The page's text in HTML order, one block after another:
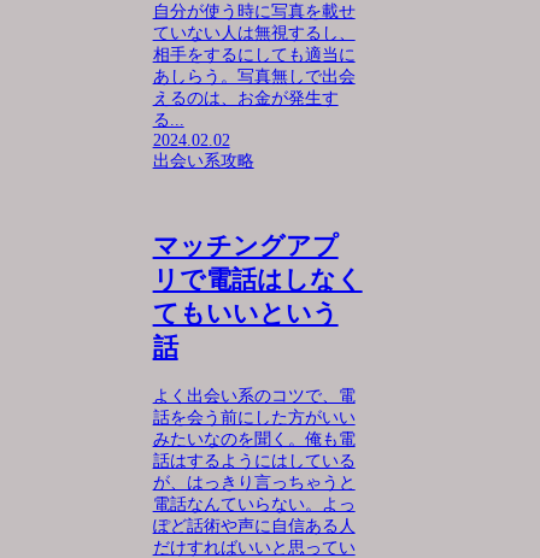
自分が使う時に写真を載せ
ていない人は無視するし、
相手をするにしても適当に
あしらう。写真無しで出会
えるのは、お金が発生す
る...
2024.02.02
出会い系攻略
マッチングアプ
リで電話はしなく
てもいいという
話
よく出会い系のコツで、電
話を会う前にした方がいい
みたいなのを聞く。俺も電
話はするようにはしている
が、はっきり言っちゃうと
電話なんていらない。よっ
ぽど話術や声に自信ある人
だけすればいいと思ってい